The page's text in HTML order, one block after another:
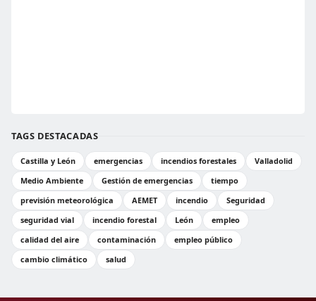
TAGS DESTACADAS
Castilla y León emergencias incendios forestales
Valladolid
Medio Ambiente
Gestión de emergencias
tiempo
previsión meteorológica
AEMET incendio
Seguridad
seguridad vial
incendio forestal León
empleo
calidad del aire
contaminación
empleo público
cambio climático
salud